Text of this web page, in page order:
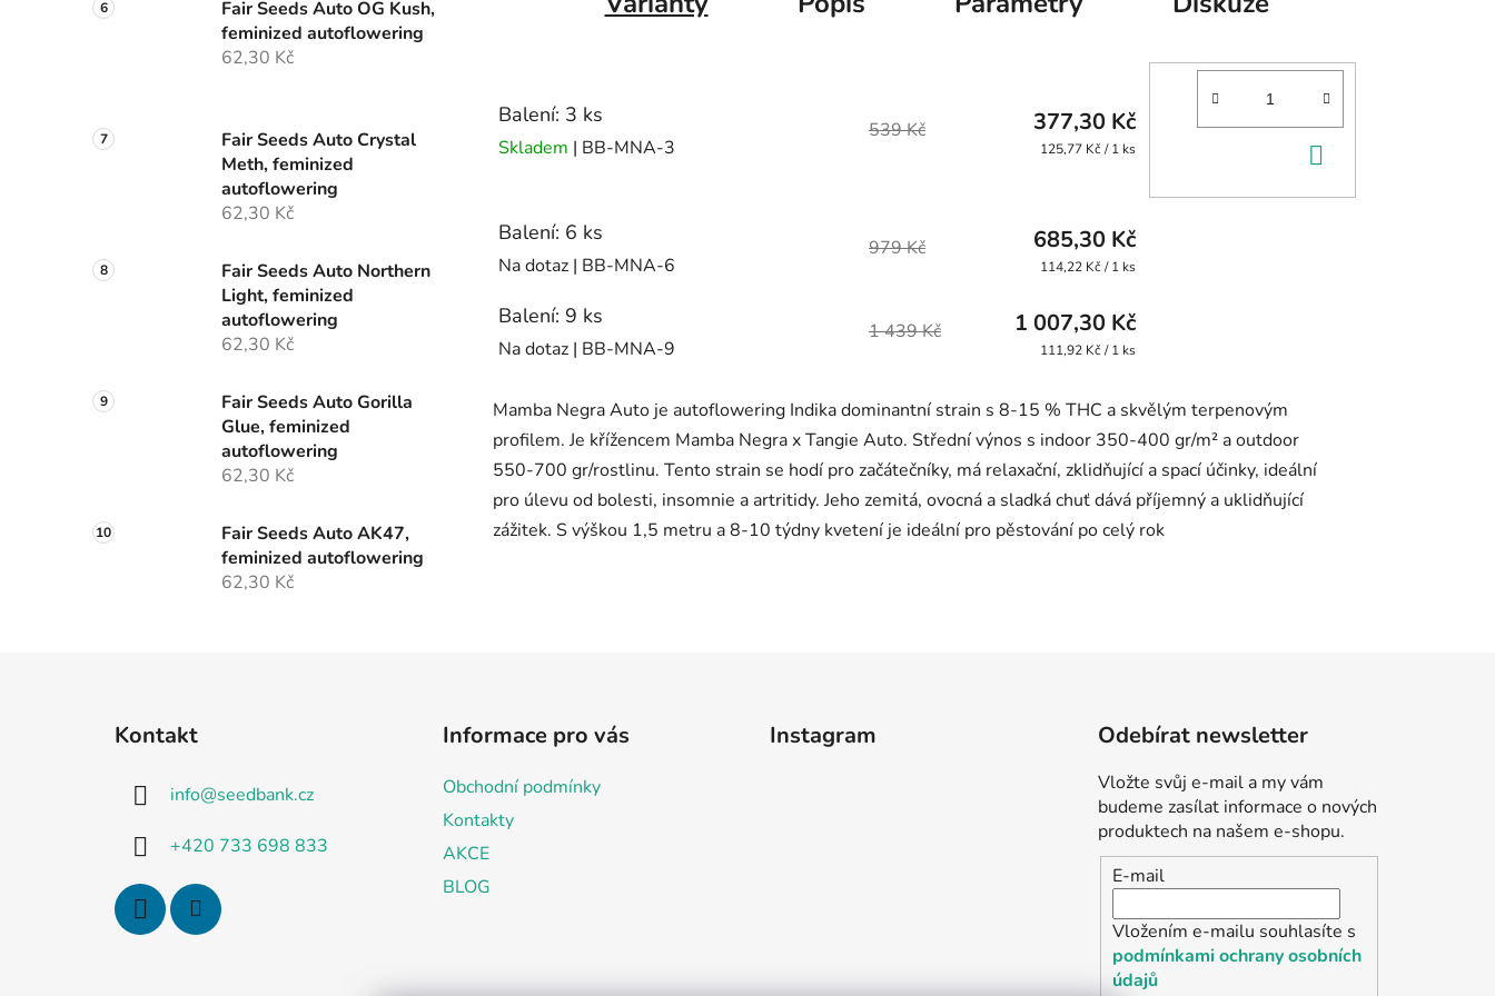
Fair Seeds Auto OG Kush,
feminized autoflowering
62,30 Kč
Fair Seeds Auto Crystal
Meth, feminized
autoflowering
62,30 Kč
Fair Seeds Auto Northern
Light, feminized
autoflowering
62,30 Kč
Fair Seeds Auto Gorilla
Glue, feminized
autoflowering
62,30 Kč
Fair Seeds Auto AK47,
feminized autoflowering
62,30 Kč
Balení: 3 ks
Skladem | BB-MNA-3
539 Kč 377,30 Kč
Měrná
125,77 Kč / 1 ks
KOŠÍKU
Balení: 6 ks
Na dotaz | BB-MNA-6
979 Kč 685,30 Kč
Měrná
114,22 Kč / 1 ks
Balení: 9 ks
Na dotaz | BB-MNA-9
1 439 Kč 1 007,30 Kč
Měrná
111,92 Kč / 1 ks
Kontakt
info@seedbank.cz
+420 733 698 833
Informace pro vás
Obchodní podmínky
Kontakty
AKCE
BLOG
Instagram Odebírat newsletter
Vložte svůj e-mail a my vám
budeme zasílat informace o nových
produktech na našem e-shopu.
E-mail
Vložením e-mailu souhlasíte s
podmínkami ochrany osobních
údajů